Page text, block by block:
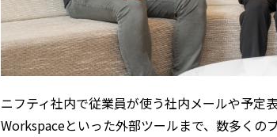
ニフティ社内で従業員が使う社内メールや予
Workspaceといった外部ツールまで、数多くの